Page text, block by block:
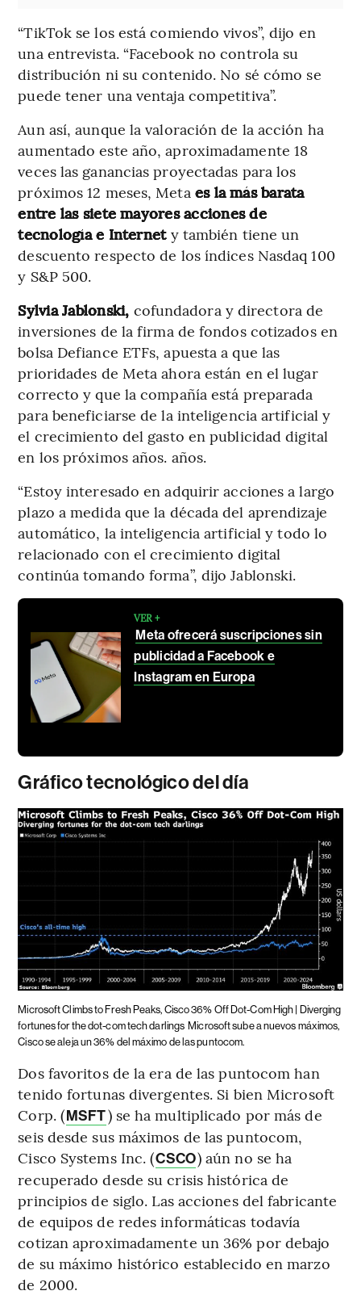
“TikTok se los está comiendo vivos”, dijo en
una entrevista. “Facebook no controla su
distribución ni su contenido. No sé cómo se
puede tener una ventaja competitiva”.
Aun así, aunque la valoración de la acción ha
aumentado este año, aproximadamente 18
veces las ganancias proyectadas para los
próximos 12 meses, Meta es la más barata
entre las siete mayores acciones de
tecnología e Internety también tiene un
descuento respecto de los índices Nasdaq 100
y S&P 500.
Sylvia Jablonski, cofundadora y directora de
inversiones de la firma de fondos cotizados en
bolsa Defiance ETFs, apuesta a que las
prioridades de Meta ahora están en el lugar
correcto y que la compañía está preparada
para beneficiarse de la inteligencia artificial y
el crecimiento del gasto en publicidad digital
en los próximos años. años.
“Estoy interesado en adquirir acciones a largo
plazo a medida que la década del aprendizaje
automático, la inteligencia artificial y todo lo
relacionado con el crecimiento digital
continúa tomando forma”, dijo Jablonski.
VER +
Meta ofrecerá suscripciones sin
publicidad a Facebook e
Instagram en Europa
Gráfico tecnológico del día
Microsoft Climbs to Fresh Peaks, Cisco 36% Off Dot-Com High | Diverging
fortunes for the dot-com tech darlings Microsoft sube a nuevos máximos,
Cisco se aleja un 36% del máximo de las puntocom.
Dos favoritos de la era de las puntocom han
tenido fortunas divergentes. Si bien Microsoft
Corp. (MSFT) se ha multiplicado por más de
seis desde sus máximos de las puntocom,
Cisco Systems Inc. (CSCO) aún no se ha
recuperado desde su crisis histórica de
principios de siglo. Las acciones del fabricante
de equipos de redes informáticas todavía
cotizan aproximadamente un 36% por debajo
de su máximo histórico establecido en marzo
de 2000.